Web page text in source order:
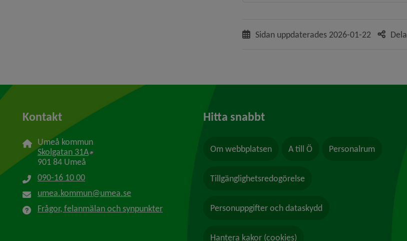
Sidan uppdaterades 2026-01-22 Dela
Kontakt
Umeå kommun
Skolgatan 31A Länk till annan webbplats, öppnas i nytt fönster.
901 84 Umeå
090-16 10 00
umea.kommun@umea.se
Frågor, felanmälan och synpunkter
Hitta snabbt
Om webbplatsen A till Ö Personalrum
Tillgänglighetsredogörelse
Personuppgifter och dataskydd
Hantera kakor (cookies)